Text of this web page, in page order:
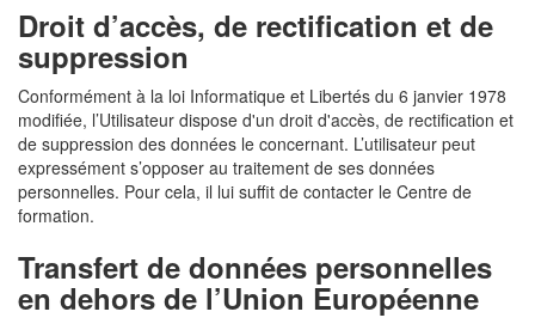
Droit d’accès, de rectification et de
suppression
Conformément à la loi Informatique et Libertés du 6 janvier 1978
modifiée, l’Utilisateur dispose d'un droit d'accès, de rectification et
de suppression des données le concernant. L’utilisateur peut
expressément s’opposer au traitement de ses données
personnelles. Pour cela, il lui suffit de contacter le Centre de
formation.
Transfert de données personnelles
en dehors de l’Union Européenne